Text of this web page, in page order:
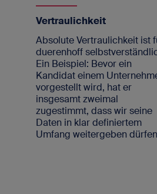
Vertraulichkeit
Absolute Vertraulichkeit ist
duerenhoff
Ein Beispiel: Bevor ein
Kandidat einem
vorgestellt wird, hat er
insgesamt zweimal
zugestimmt, dass wir seine
Daten in klar definiertem
Umfang weitergeben